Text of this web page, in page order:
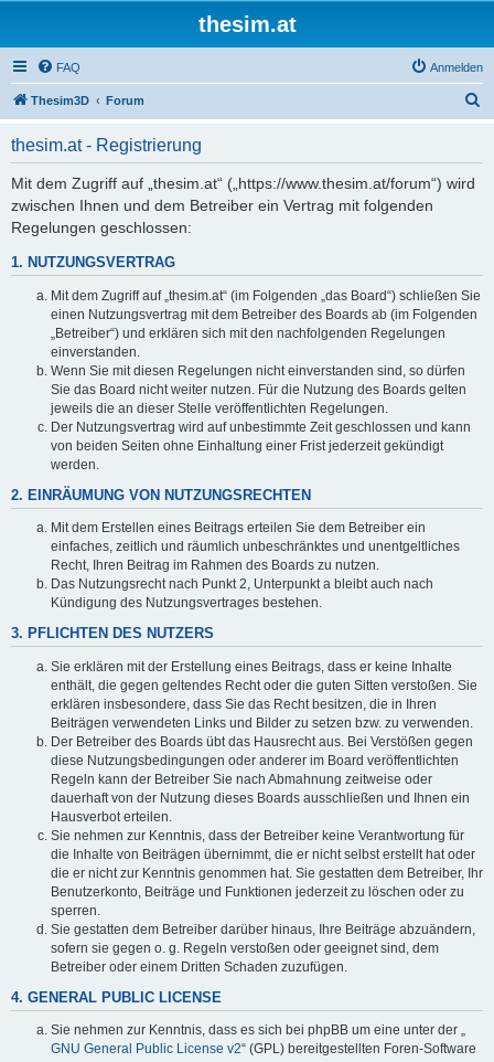
thesim.at
FAQ Anmelden
Thesim3D Forum
thesim.at - Registrierung
Mit dem Zugriff auf „thesim.at“ („https://www.thesim.at/forum“) wird
zwischen Ihnen und dem Betreiber ein Vertrag mit folgenden
Regelungen geschlossen:
1. NUTZUNGSVERTRAG
Mit dem Zugriff auf „thesim.at“ (im Folgenden „das Board“) schließen Sie
einen Nutzungsvertrag mit dem Betreiber des Boards ab (im Folgenden
„Betreiber“) und erklären sich mit den nachfolgenden Regelungen
einverstanden.
Wenn Sie mit diesen Regelungen nicht einverstanden sind, so dürfen
Sie das Board nicht weiter nutzen. Für die Nutzung des Boards gelten
jeweils die an dieser Stelle veröffentlichten Regelungen.
Der Nutzungsvertrag wird auf unbestimmte Zeit geschlossen und kann
von beiden Seiten ohne Einhaltung einer Frist jederzeit gekündigt
werden.
2. EINRÄUMUNG VON NUTZUNGSRECHTEN
Mit dem Erstellen eines Beitrags erteilen Sie dem Betreiber ein
einfaches, zeitlich und räumlich unbeschränktes und unentgeltliches
Recht, Ihren Beitrag im Rahmen des Boards zu nutzen.
Das Nutzungsrecht nach Punkt 2, Unterpunkt a bleibt auch nach
Kündigung des Nutzungsvertrages bestehen.
3. PFLICHTEN DES NUTZERS
Sie erklären mit der Erstellung eines Beitrags, dass er keine Inhalte
enthält, die gegen geltendes Recht oder die guten Sitten verstoßen. Sie
erklären insbesondere, dass Sie das Recht besitzen, die in Ihren
Beiträgen verwendeten Links und Bilder zu setzen bzw. zu verwenden.
Der Betreiber des Boards übt das Hausrecht aus. Bei Verstößen gegen
diese Nutzungsbedingungen oder anderer im Board veröffentlichten
Regeln kann der Betreiber Sie nach Abmahnung zeitweise oder
dauerhaft von der Nutzung dieses Boards ausschließen und Ihnen ein
Hausverbot erteilen.
Sie nehmen zur Kenntnis, dass der Betreiber keine Verantwortung für
die Inhalte von Beiträgen übernimmt, die er nicht selbst erstellt hat oder
die er nicht zur Kenntnis genommen hat. Sie gestatten dem Betreiber, Ihr
Benutzerkonto, Beiträge und Funktionen jederzeit zu löschen oder zu
sperren.
Sie gestatten dem Betreiber darüber hinaus, Ihre Beiträge abzuändern,
sofern sie gegen o. g. Regeln verstoßen oder geeignet sind, dem
Betreiber oder einem Dritten Schaden zuzufügen.
4. GENERAL PUBLIC LICENSE
Sie nehmen zur Kenntnis, dass es sich bei phpBB um eine unter der „
GNU General Public License v2“ (GPL) bereitgestellten Foren-Software